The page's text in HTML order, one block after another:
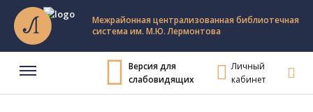
Межрайонная централизованная библиотечная
система им. М.Ю. Лермонтова
Версия для
слабовидящих
Личный
кабинет